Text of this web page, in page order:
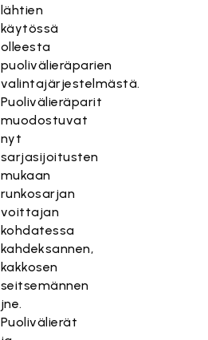
lähtien
käytössä
olleesta
puolivälieräparien
valintajärjestelmästä.
Puolivälieräparit
muodostuvat
nyt
sarjasijoitusten
mukaan
runkosarjan
voittajan
kohdatessa
kahdeksannen,
kakkosen
seitsemännen
jne.
Puolivälierät